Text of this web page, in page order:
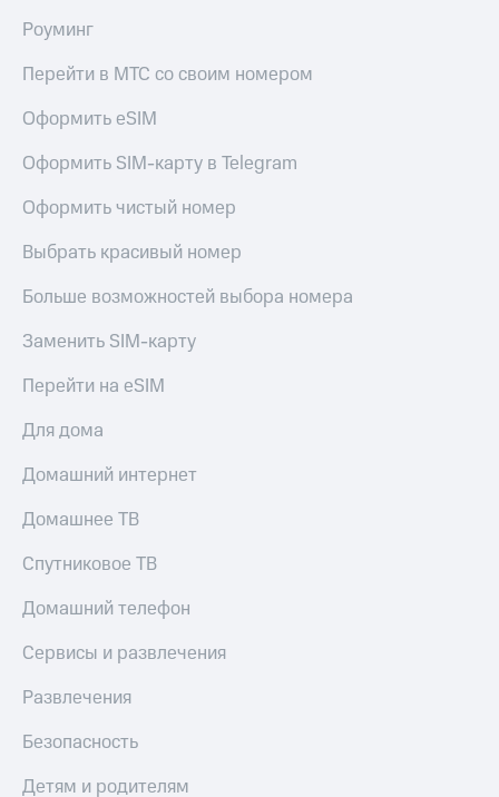
Роуминг
Перейти в МТС со своим номером
Оформить eSIM
Оформить SIM-карту в Telegram
Оформить чистый номер
Выбрать красивый номер
Больше возможностей выбора номера
Заменить SIM-карту
Перейти на eSIM
Для дома
Домашний интернет
Домашнее ТВ
Спутниковое ТВ
Домашний телефон
Сервисы и развлечения
Развлечения
Безопасность
Детям и родителям